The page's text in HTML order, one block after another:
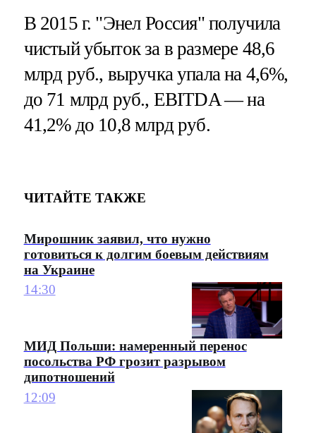
В 2015 г. "Энел Россия" получила
чистый убыток за в размере 48,6
млрд руб., выручка упала на 4,6%,
до 71 млрд руб., EBITDA — на
41,2% до 10,8 млрд руб.
ЧИТАЙТЕ ТАКЖЕ
Мирошник заявил, что нужно
готовиться к долгим боевым действиям
на Украине
14:30
МИД Польши: намеренный перенос
посольства РФ грозит разрывом
дипотношений
12:09